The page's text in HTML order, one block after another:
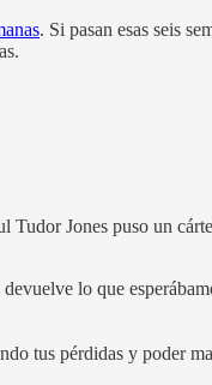
. Si pasan esas seis
Jones puso un
lo que
tus pérdidas y poder